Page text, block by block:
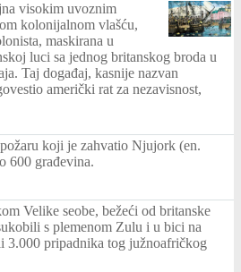
visokim uvoznim
kolonijalnom vlašću,
maskirana u
luci sa jednog britanskog broda u
Taj događaj, kasnije nazvan
američki rat za nezavisnost,
koji je zahvatio Njujork (en.
600 građevina.
Velike seobe, bežeći od britanske
s plemenom Zulu i u bici na
pripadnika tog južnoafričkog